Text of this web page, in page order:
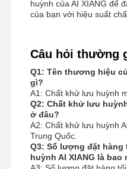
huỳnh của AI XIANG để
của bạn với hiệu suất
Câu hỏi thường
Q1: Tên thương hiệu
gì?
A1: Chất khử lưu huỳnh
Q2: Chất khử lưu
ở đâu?
A2: Chất khử lưu huỳnh
Trung Quốc.
Q3: Số lượng đặt
huỳnh AI XIANG là bao